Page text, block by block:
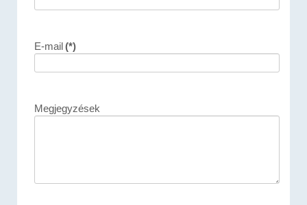
E-mail(*)
Megjegyzések